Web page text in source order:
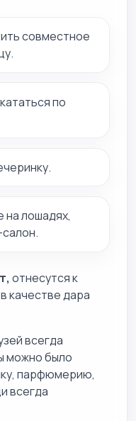
совместное
по
на лошадях,
отнесутся к
качестве дара
всегда
можно было
парфюмерию,
всегда